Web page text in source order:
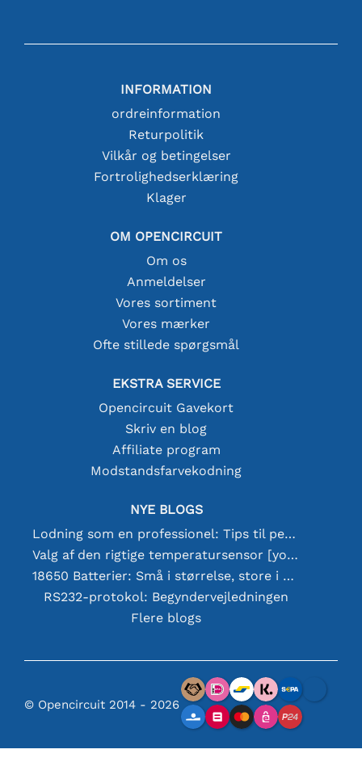
INFORMATION
ordreinformation
Returpolitik
Vilkår og betingelser
Fortrolighedserklæring
Klager
OM OPENCIRCUIT
Om os
Anmeldelser
Vores sortiment
Vores mærker
Ofte stillede spørgsmål
EKSTRA SERVICE
Opencircuit Gavekort
Skriv en blog
Affiliate program
Modstandsfarvekodning
NYE BLOGS
Lodning som en professionel: Tips til perfekte elektroniske forbindelser
Valg af den rigtige temperatursensor [youtube]
18650 Batterier: Små i størrelse, store i ydeevne
RS232-protokol: Begyndervejledningen
Flere blogs
© Opencircuit 2014 - 2026